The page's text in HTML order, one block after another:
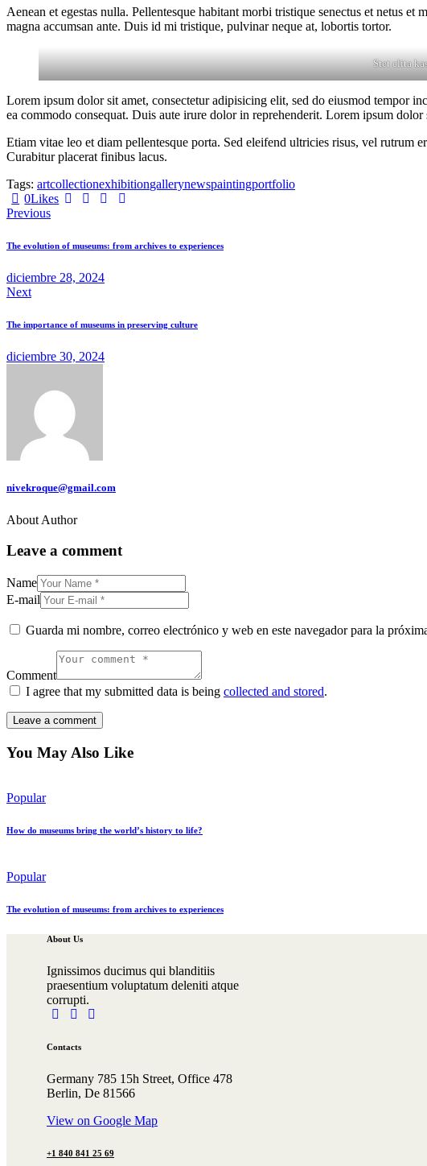
Aenean et egestas nulla. Pellentesque habitant morbi tristique senectus et netus
magna accumsan ante. Duis id mi tristique, pulvinar neque at, lobortis tortor.
Stet clita
Lorem ipsum dolor sit amet, consectetur adipisicing elit, sed do eiusmod tempor
ea commodo consequat. Duis aute irure dolor in reprehenderit. Lorem ipsum
Etiam vitae leo et diam pellentesque porta. Sed eleifend ultricies risus, vel rutrum
Curabitur placerat finibus lacus.
Tags: artcollectionexhibitiongallerynewspaintingportfolio
0LikesTwitter-Facebook
Share-Copy
clipboard
Navegación
de
Previous
The evolution of museums: from archives to experiences
diciembre 28, 2024
Next
The importance of museums in preserving culture
diciembre 30, 2024
nivekroque@gmail.com
About Author
Leave a comment
Name
E-mail
Guarda mi nombre, correo electrónico y web en este navegador para la
Comment
I agree that my submitted data is being collected and stored.
You May Also Like
Popular
How do museums bring the world’s history to life?
Popular
The evolution of museums: from archives to experiences
About Us
Ignissimos ducimus qui blanditiis
praesentium voluptatum deleniti atque
corrupti.
facebook-
tik-
instagram
Contacts
Germany 785 15h Street, Office 478
Berlin, De 81566
View on Google Map
+1 840 841 25 69